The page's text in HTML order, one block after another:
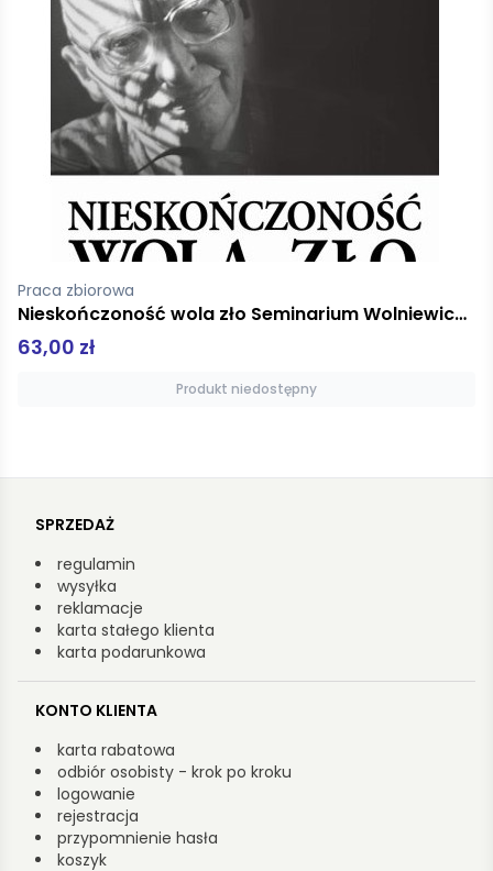
Williams Rebecca E., Kraft Julie S.
Uzależnienia i emocje
46,00 zł
Produkt niedostępny
SPRZEDAŻ
regulamin
wysyłka
reklamacje
karta stałego klienta
karta podarunkowa
KONTO KLIENTA
karta rabatowa
odbiór osobisty - krok po kroku
logowanie
rejestracja
przypomnienie hasła
koszyk